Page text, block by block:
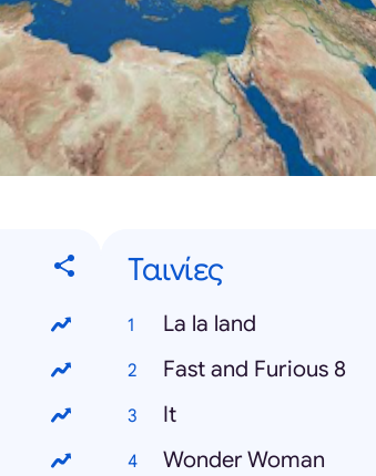
Ταινίες
La la land
Fast and Furious 8
It
Wonder Woman